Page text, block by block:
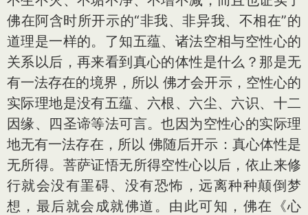
佛在阿含时所开示的“非我、非异我、不相在”的
道理是一样的。了知五蕴、诸法空相与空性心的
关系以后，再来看到真心的体性是什么？那是无
有一法存在的境界，所以 佛才会开示，空性心的
实际理地是没有五蕴、六根、六尘、六识、十二
因缘、四圣谛等法可言。也因为空性心的实际理
地无有一法存在，所以 佛随后开示：真心体性是
无所得。菩萨证悟无所得空性心以后，依止来修
行就会没有罣碍、没有恐怖，远离种种颠倒梦
想，最后就会成就佛道。由此可知，佛在《心